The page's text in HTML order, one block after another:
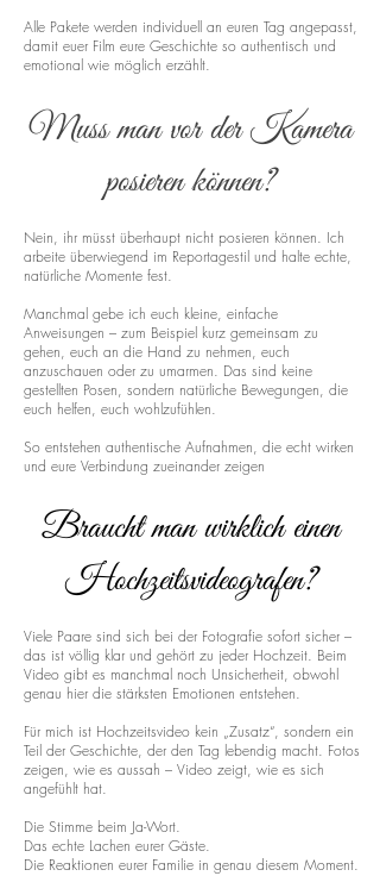
Alle Pakete werden individuell an euren Tag angepasst,
damit euer Film eure Geschichte so authentisch und
emotional wie möglich erzählt.
Muss man vor der Kamera
posieren können?
Nein, ihr müsst überhaupt nicht posieren können. Ich
arbeite überwiegend im Reportagestil und halte echte,
natürliche Momente fest.
Manchmal gebe ich euch kleine, einfache
Anweisungen – zum Beispiel kurz gemeinsam zu
gehen, euch an die Hand zu nehmen, euch
anzuschauen oder zu umarmen. Das sind keine
gestellten Posen, sondern natürliche Bewegungen, die
euch helfen, euch wohlzufühlen.
So entstehen authentische Aufnahmen, die echt wirken
und eure Verbindung zueinander zeigen
Braucht man wirklich einen
Hochzeitsvideografen?
Viele Paare sind sich bei der Fotografie sofort sicher –
das ist völlig klar und gehört zu jeder Hochzeit. Beim
Video gibt es manchmal noch Unsicherheit, obwohl
genau hier die stärksten Emotionen entstehen.
Für mich ist Hochzeitsvideo kein „Zusatz“, sondern ein
Teil der Geschichte, der den Tag lebendig macht. Fotos
zeigen, wie es aussah – Video zeigt, wie es sich
angefühlt hat.
Die Stimme beim Ja-Wort.
Das echte Lachen eurer Gäste.
Die Reaktionen eurer Familie in genau diesem Moment.